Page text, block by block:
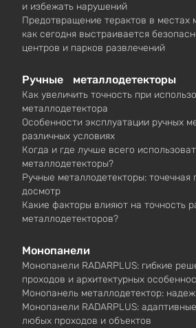
и избежать нарушений
Предотвращение терактов в местах
как сегодня выстраивается
центров и парков развлечений
Ручные металлодетекторы
Как увеличить точность при
металлодетектора
Особенности эксплуатации ручных
различных условиях
Когда и где лучше всего
металлодетекторы?
Ручные металлодетекторы: точечная
досмотр
Какие факторы влияют на точность
металлодетекторов?
Монопанели
Монопанели RADARPLUS: гибкие
проходов и архитектурных
Монопанель металлодетектор:
Монопанели RADARPLUS:
любых проходов и объектов